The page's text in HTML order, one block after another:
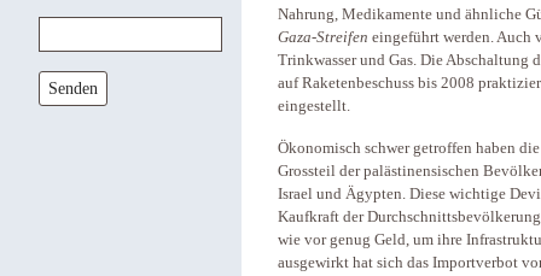
Senden
Nahrung, Medikamente und ähnliche
Gaza-Streifen eingeführt werden. Auch
Trinkwasser und Gas. Die Abschaltung
auf Raketenbeschuss bis 2008
eingestellt.
Ökonomisch schwer getroffen haben
Grossteil der palästinensischen
Israel und Ägypten. Diese wichtige
Kaufkraft der
wie vor genug Geld, um ihre
ausgewirkt hat sich das Importverbot